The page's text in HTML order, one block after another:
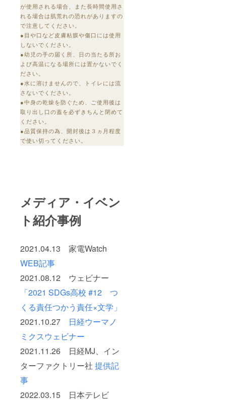
が使用される場合、また⾧時間使用さ
れる場合は肌荒れの恐れがありますの
で注意してください。
●目や口など皮膚粘膜や傷口には使用
しないでください。
●幼児の手の届く所、日の当たる所お
よび高温になる場所には置かないでく
ださい。
●水に溶けませんので、トイレには流
さないでください。
●中身の乾燥を防ぐため、ご使用後は
取り出し口の蓋を必ずきちんと閉めて
ください。
●品質保持の為、開封後は３ヵ月程度
で使い切ってください。
メディア・イベン
ト紹介事例
2021.04.13 家電Watch
WEB記事
2021.08.12 ウェビナー
「2021 SDGs高校 #12 つ
くる責任つかう責任×文学」
2021.10.27 日経ウーマノ
ミクスウェビナー
2021.11.26 日経MJ、イン
ターファクトリー社 提供記
事
2022.03.15 日本テレビ